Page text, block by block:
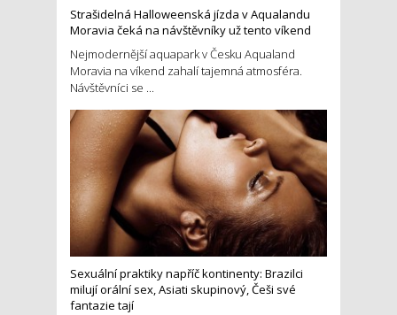
Strašidelná Halloweenská jízda v Aqualandu
Moravia čeká na návštěvníky už tento víkend
Nejmodernější aquapark v Česku Aqualand
Moravia na víkend zahalí tajemná atmosféra.
Návštěvníci se ...
Sexuální praktiky napříč kontinenty: Brazilci
milují orální sex, Asiati skupinový, Češi své
fantazie tají